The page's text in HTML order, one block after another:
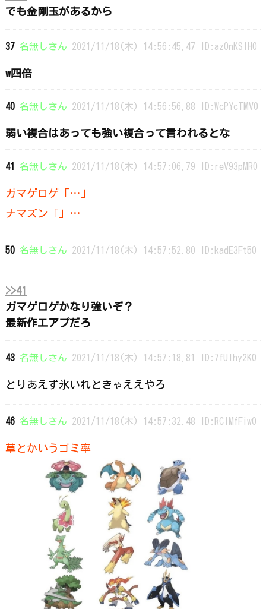
でも金剛玉があるから
37 名無しさん 2021/11/18(木) 14:56:45.47 ID:az0nKSIH0
w四倍
40 名無しさん 2021/11/18(木) 14:56:56.88 ID:WcPYcTMV0
弱い複合はあっても強い複合って言われるとな
41 名無しさん 2021/11/18(木) 14:57:06.79 ID:reV93pMR0
ガマゲロゲ「…」
ナマズン「」…
50 名無しさん 2021/11/18(木) 14:57:52.80 ID:kadE3Ft50
>>41
ガマゲロゲかなり強いぞ？
最新作エアプだろ
43 名無しさん 2021/11/18(木) 14:57:18.81 ID:7fUIhy2K0
とりあえず氷いれときゃええやろ
46 名無しさん 2021/11/18(木) 14:57:32.48 ID:RCIMfFiw0
草とかいうゴミ率